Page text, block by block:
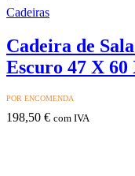
Cadeiras
Cadeira de
Escuro 47 X 60
POR ENCOMENDA
198,50 € com IVA